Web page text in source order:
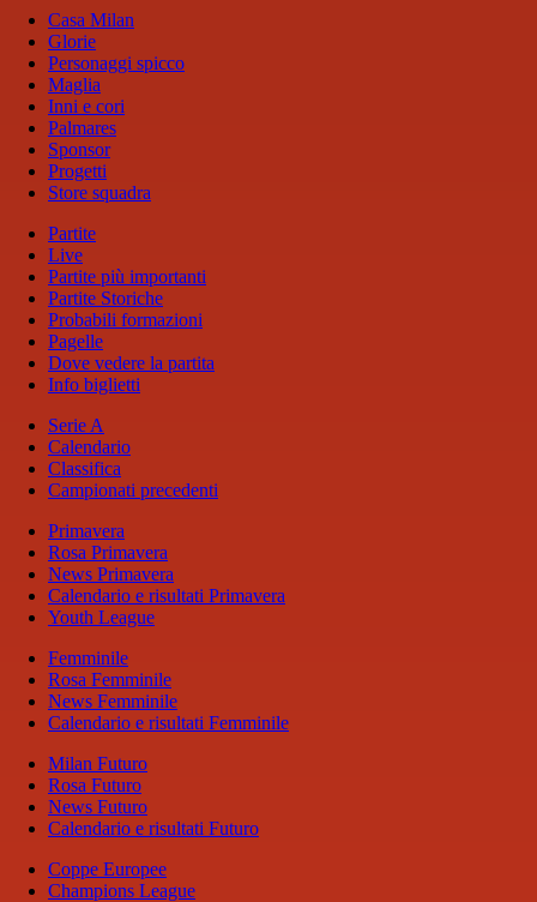
Casa Milan
Glorie
Personaggi spicco
Maglia
Inni e cori
Palmares
Sponsor
Progetti
Store squadra
Partite
Live
Partite più importanti
Partite Storiche
Probabili formazioni
Pagelle
Dove vedere la partita
Info biglietti
Serie A
Calendario
Classifica
Campionati precedenti
Primavera
Rosa Primavera
News Primavera
Calendario e risultati Primavera
Youth League
Femminile
Rosa Femminile
News Femminile
Calendario e risultati Femminile
Milan Futuro
Rosa Futuro
News Futuro
Calendario e risultati Futuro
Coppe Europee
Champions League